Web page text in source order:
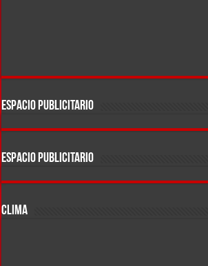
ESPACIO PUBLICITARIO
ESPACIO PUBLICITARIO
CLIMA